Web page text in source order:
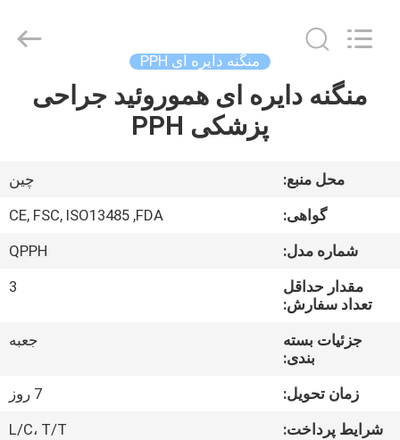
خانه
دربارهی
کارخانه
کنترل
کیفیت
منگنه دایره ای PPH
منگنه دایره ای هموروئید جراحی
پزشکی PPH
محل منبع:
چین
گواهی:
CE, FSC, ISO13485 ,FDA
شماره مدل:
QPPH
مقدار حداقل
تعداد سفارش:
3
جزئیات بسته
بندی:
جعبه
زمان تحویل:
7 روز
شرایط پرداخت:
L/C، T/T